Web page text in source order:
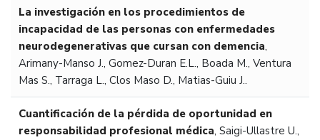
La investigación en los procedimientos de
incapacidad de las personas con enfermedades
neurodegenerativas que cursan con demencia,
Arimany-Manso J., Gomez-Duran E.L., Boada M., Ventura
Mas S., Tarraga L., Clos Maso D., Matias-Guiu J..
Cuantificación de la pérdida de oportunidad en
responsabilidad profesional médica,Saigi-Ullastre U.,